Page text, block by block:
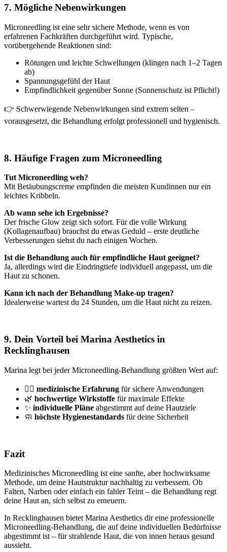
7. Mögliche Nebenwirkungen
Microneedling ist eine sehr sichere Methode, wenn es von
erfahrenen Fachkräften durchgeführt wird. Typische,
vorübergehende Reaktionen sind:
Rötungen und leichte Schwellungen (klingen nach 1–2 Tagen
ab)
Spannungsgefühl der Haut
Empfindlichkeit gegenüber Sonne (Sonnenschutz ist Pflicht!)
👉 Schwerwiegende Nebenwirkungen sind extrem selten –
vorausgesetzt, die Behandlung erfolgt professionell und hygienisch.
8. Häufige Fragen zum Microneedling
Tut Microneedling weh?
Mit Betäubungscreme empfinden die meisten Kundinnen nur ein
leichtes Kribbeln.
Ab wann sehe ich Ergebnisse?
Der frische Glow zeigt sich sofort. Für die volle Wirkung
(Kollagenaufbau) brauchst du etwas Geduld – erste deutliche
Verbesserungen siehst du nach einigen Wochen.
Ist die Behandlung auch für empfindliche Haut geeignet?
Ja, allerdings wird die Eindringtiefe individuell angepasst, um die
Haut zu schonen.
Kann ich nach der Behandlung Make-up tragen?
Idealerweise wartest du 24 Stunden, um die Haut nicht zu reizen.
9. Dein Vorteil bei Marina Aesthetics in
Recklinghausen
Marina legt bei jeder Microneedling-Behandlung größten Wert auf:
🧑‍⚕️ medizinische Erfahrung für sichere Anwendungen
🌿 hochwertige Wirkstoffe für maximale Effekte
✨ individuelle Pläne abgestimmt auf deine Hautziele
🧼 höchste Hygienestandards für deine Sicherheit
Fazit
Medizinisches Microneedling ist eine sanfte, aber hochwirksame
Methode, um deine Hautstruktur nachhaltig zu verbessern. Ob
Falten, Narben oder einfach ein fahler Teint – die Behandlung regt
deine Haut an, sich selbst zu erneuern.
In Recklinghausen bietet Marina Aesthetics dir eine professionelle
Microneedling-Behandlung, die auf deine individuellen Bedürfnisse
abgestimmt ist – für strahlende Haut, die von innen heraus gesund
aussieht.